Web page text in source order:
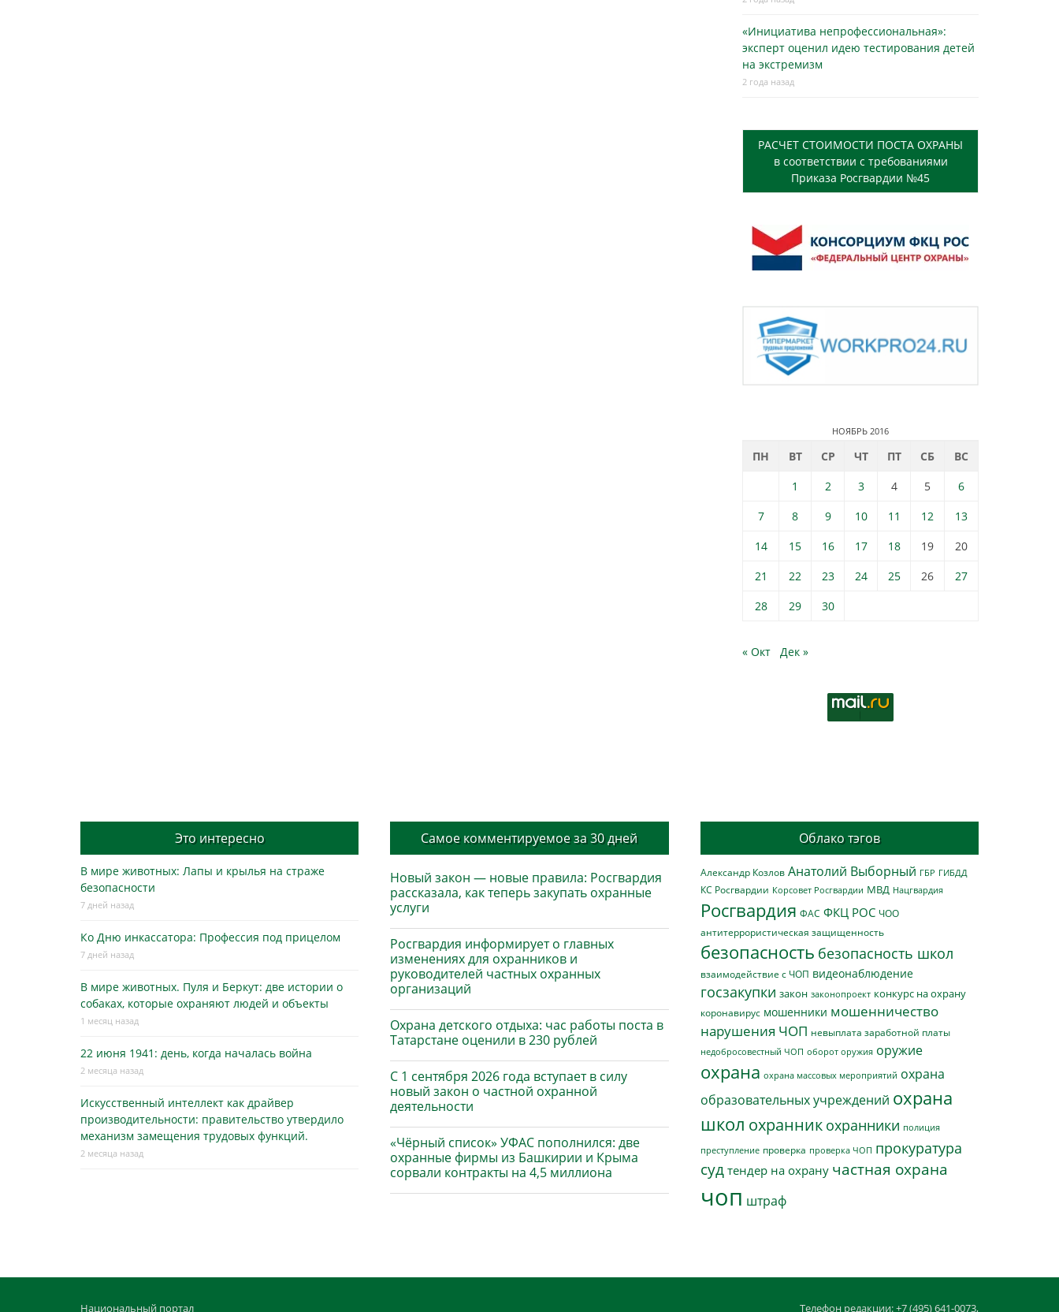
«Инициатива непрофессиональная»:
эксперт оценил идею тестирования детей
на экстремизм
2 года назад
РАСЧЕТ СТОИМОСТИ ПОСТА ОХРАНЫ
в соответствии с требованиями
Приказа Росгвардии №45
НОЯБРЬ 2016
ПН ВТ СР ЧТ ПТ СБ
ВС
1
2 3 4 5
6
7
8 9 10 11 12
13
14
15 16 17 18 19
20
21
22 23 24 25 26
27
28
29 30
« Окт Дек »
Это интересно
В мире животных: Лапы и крылья на страже
безопасности
7 дней назад
Ко Дню инкассатора: Профессия под прицелом
7 дней назад
В мире животных. Пуля и Беркут: две истории о
собаках, которые охраняют людей и объекты
1 месяц назад
22 июня 1941: день, когда началась война
2 месяца назад
Искусственный интеллект как драйвер
производительности: правительство утвердило
механизм замещения трудовых функций.
2 месяца назад
Самое комментируемое за 30 дней
Новый закон — новые правила: Росгвардия
рассказала, как теперь закупать охранные
услуги
Росгвардия информирует о главных
изменениях для охранников и
руководителей частных охранных
организаций
Охрана детского отдыха: час работы поста в
Татарстане оценили в 230 рублей
С 1 сентября 2026 года вступает в силу
новый закон о частной охранной
деятельности
«Чёрный список» УФАС пополнился: две
охранные фирмы из Башкирии и Крыма
сорвали контракты на 4,5 миллиона
Облако тэгов
Александр Козлов Анатолий Выборный ГБР ГИБДД
КС Росгвардии Корсовет Росгвардии МВД Нацгвардия
Росгвардия ФАС ФКЦ РОС ЧОО
антитеррористическая защищенность
безопасность безопасность школ
взаимодействие с ЧОП видеонаблюдение
госзакупки закон законопроект конкурс на охрану
коронавирус мошенники мошенничество
нарушения ЧОП невыплата заработной платы
недобросовестный ЧОП оборот оружия оружие
охрана охрана массовых мероприятий охрана
образовательных учреждений охрана
школ охранник охранники полиция
преступление проверка проверка ЧОП прокуратура
суд тендер на охрану частная охрана
чоп штраф
Национальный портал Телефон редакции: +7 (495) 641-0073,